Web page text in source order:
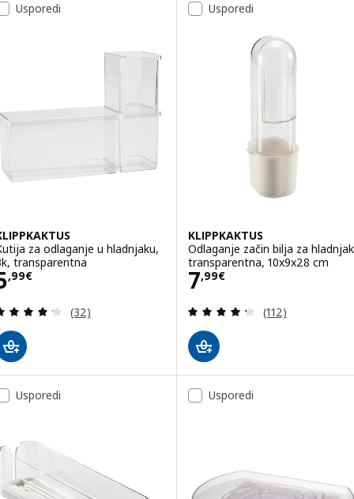
Usporedi
za odlaganje u hladnjaku,
transparentna
,99€ 5,99€
Revizija: 4.2 od 5 zvjezdica. Ukupno recenzija:
(32)
Usporedi
KLIPPKAKTUS
Odlaganje začin bilja za
transparentna, 10x9x28 cm
7,99€
Cijena 7,99€
Revizija: 4.3
(112)
Usporedi Usporedi